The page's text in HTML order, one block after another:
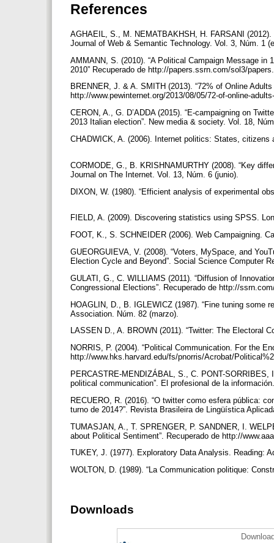
References
AGHAEIL, S., M. NEMATBAKHSH, H. FARSANI
Journal of Web & Semantic Technology. Vol. 3, Núm. 1
AMMANN, S. (2010). “A Political Campaign Message
2010” Recuperado de http://papers.ssrn.com/sol3/
BRENNER, J. & A. SMITH (2013). “72% of Online
http://www.pewinternet.org/2013/08/05/72-of-online-
CERON, A., G. D’ADDA (2015). “E-campaigning on
2013 Italian election”. New media & society. Vol. 18,
CHADWICK, A. (2006). Internet politics: States,
CORMODE, G., B. KRISHNAMURTHY (2008). “Key
Journal on The Internet. Vol. 13, Núm. 6 (junio).
DIXON, W. (1980). “Efficient analysis of experimental
FIELD, A. (2009). Discovering statistics using SPSS.
FOOT, K., S. SCHNEIDER (2006). Web Campaigning.
GUEORGUIEVA, V. (2008). “Voters, MySpace, and
Election Cycle and Beyond”. Social Science Computer
GULATI, G., C. WILLIAMS (2011). “Diffusion of
Congressional Elections”. Recuperado de http://
HOAGLIN, D., B. IGLEWICZ (1987). “Fine tuning some
Association. Núm. 82 (marzo).
LASSEN D., A. BROWN (2011). “Twitter: The Electoral
NORRIS, P. (2004). “Political Communication. For the
http://www.hks.harvard.edu/fs/pnorris/Acrobat/
PERCASTRE-MENDIZÁBAL, S., C. PONT-
political communication”. El profesional de la
RECUERO, R. (2016). “O twitter como esfera pública:
turno de 2014?”. Revista Brasileira de Lingüística
TUMASJAN, A., T. SPRENGER, P. SANDNER, I.
about Political Sentiment”. Recuperado de http://
TUKEY, J. (1977). Exploratory Data Analysis. Reading:
WOLTON, D. (1989). “La Communication politique:
Downloads